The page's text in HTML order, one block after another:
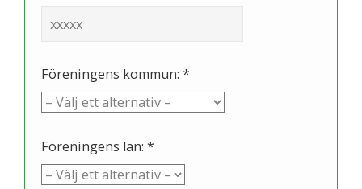
Föreningens kommun: *
Föreningens län: *